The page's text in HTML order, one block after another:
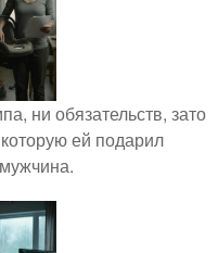
ни обязательств, зато
ей подарил